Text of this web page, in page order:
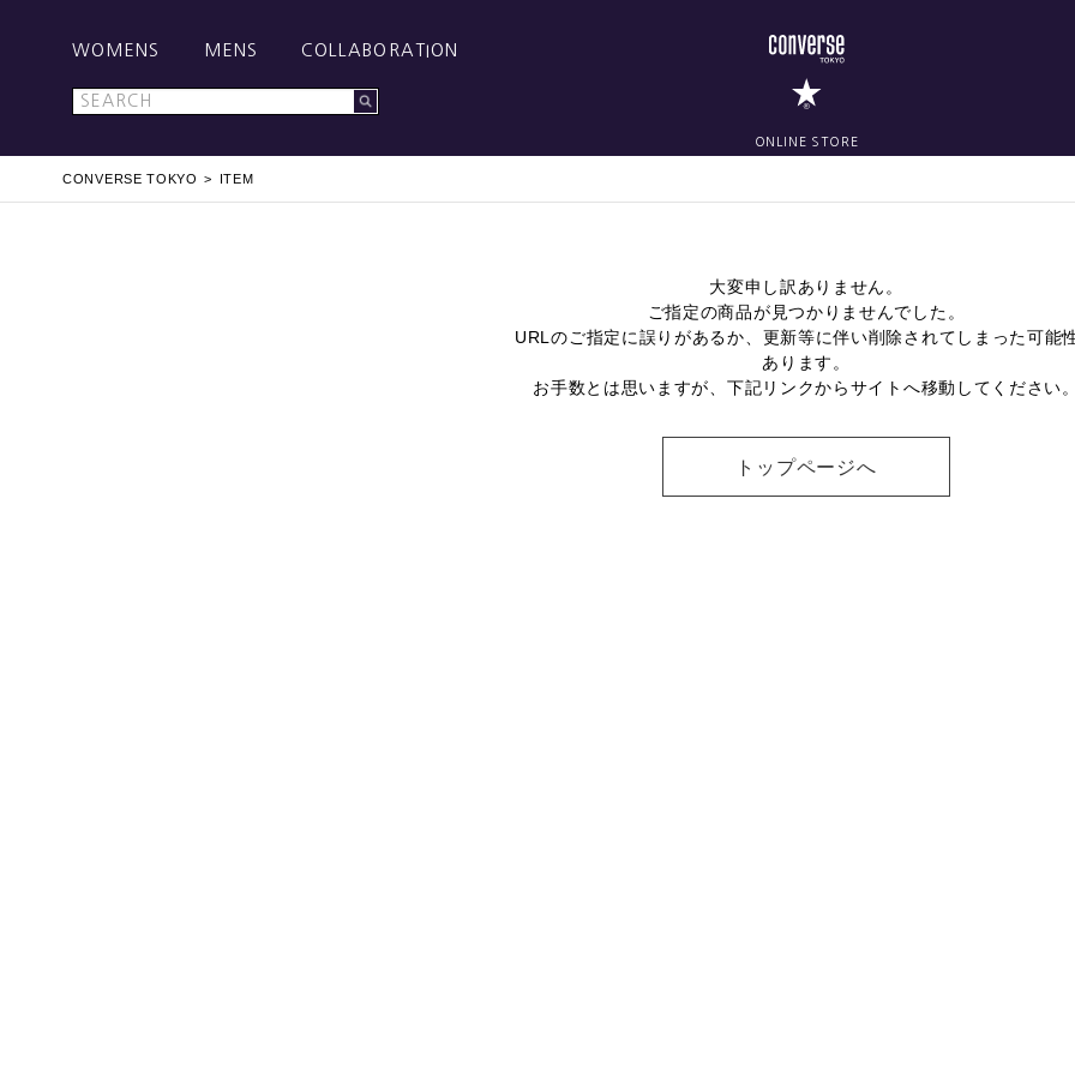
WOMENS MENS COLLABORATION
ONLINE STORE
CONVERSE TOKYO ITEM
大変申し訳ありません。
ご指定の商品が見つかりませんでした。
URLのご指定に誤りがあるか、更新等に伴い削除されてしまった可能
あります。
お手数とは思いますが、下記リンクからサイトへ移動してください。
トップページへ